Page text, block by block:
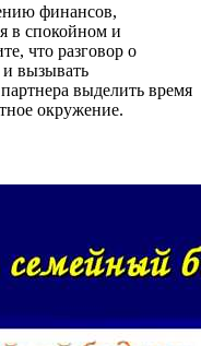
финансов,
в спокойном и
что разговор о
вызывать
выделить время
окружение.